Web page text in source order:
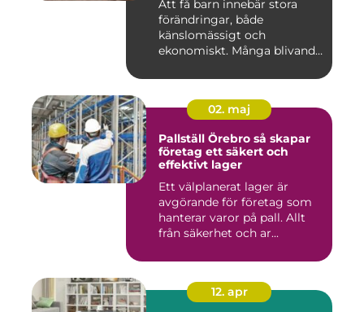
Att få barn innebär stora
förändringar, både
känslomässigt och
ekonomiskt. Många blivande
02. maj
Pallställ Örebro så skapar
företag ett säkert och
effektivt lager
Ett välplanerat lager är
avgörande för företag som
hanterar varor på pall. Allt
från säkerhet och ar...
12. apr